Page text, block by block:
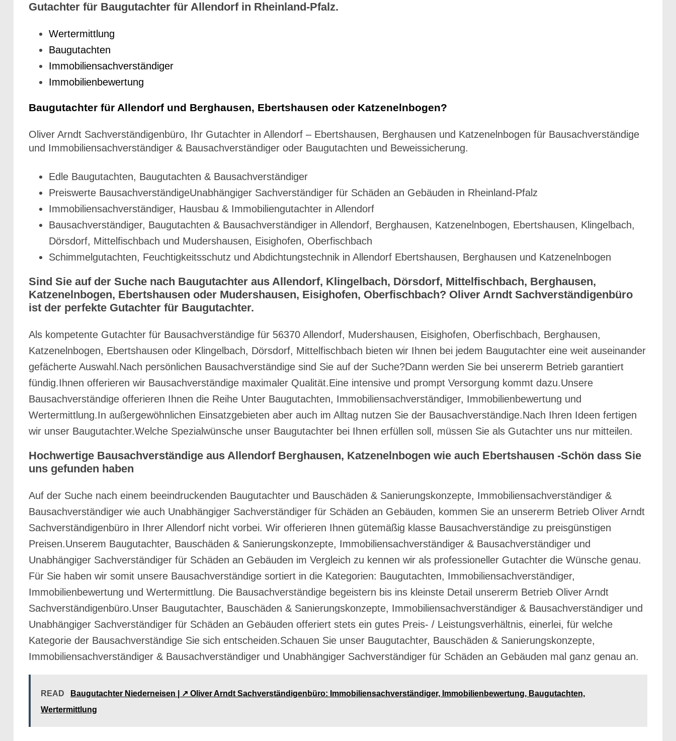
Gutachter für Baugutachter für Allendorf in Rheinland-Pfalz.
Wertermittlung
Baugutachten
Immobiliensachverständiger
Immobilienbewertung
Baugutachter für Allendorf und Berghausen, Ebertshausen oder Katzenelnbogen?
Oliver Arndt Sachverständigenbüro, Ihr Gutachter in Allendorf – Ebertshausen, Berghausen und Katzenelnbogen für Bausachverständige
und Immobiliensachverständiger & Bausachverständiger oder Baugutachten und Beweissicherung.
Edle Baugutachten, Baugutachten & Bausachverständiger
Preiswerte BausachverständigeUnabhängiger Sachverständiger für Schäden an Gebäuden in Rheinland-Pfalz
Immobiliensachverständiger, Hausbau & Immobiliengutachter in Allendorf
Bausachverständiger, Baugutachten & Bausachverständiger in Allendorf, Berghausen, Katzenelnbogen, Ebertshausen, Klingelbach,
Dörsdorf, Mittelfischbach und Mudershausen, Eisighofen, Oberfischbach
Schimmelgutachten, Feuchtigkeitsschutz und Abdichtungstechnik in Allendorf Ebertshausen, Berghausen und Katzenelnbogen
Sind Sie auf der Suche nach Baugutachter aus Allendorf, Klingelbach, Dörsdorf, Mittelfischbach, Berghausen,
Katzenelnbogen, Ebertshausen oder Mudershausen, Eisighofen, Oberfischbach? Oliver Arndt Sachverständigenbüro
ist der perfekte Gutachter für Baugutachter.
Als kompetente Gutachter für Bausachverständige für 56370 Allendorf, Mudershausen, Eisighofen, Oberfischbach, Berghausen,
Katzenelnbogen, Ebertshausen oder Klingelbach, Dörsdorf, Mittelfischbach bieten wir Ihnen bei jedem Baugutachter eine weit auseinander
gefächerte Auswahl.Nach persönlichen Bausachverständige sind Sie auf der Suche?Dann werden Sie bei unsererm Betrieb garantiert
fündig.Ihnen offerieren wir Bausachverständige maximaler Qualität.Eine intensive und prompt Versorgung kommt dazu.Unsere
Bausachverständige offerieren Ihnen die Reihe Unter Baugutachten, Immobiliensachverständiger, Immobilienbewertung und
Wertermittlung.In außergewöhnlichen Einsatzgebieten aber auch im Alltag nutzen Sie der Bausachverständige.Nach Ihren Ideen fertigen
wir unser Baugutachter.Welche Spezialwünsche unser Baugutachter bei Ihnen erfüllen soll, müssen Sie als Gutachter uns nur mitteilen.
Hochwertige Bausachverständige aus Allendorf Berghausen, Katzenelnbogen wie auch Ebertshausen -Schön dass Sie
uns gefunden haben
Auf der Suche nach einem beeindruckenden Baugutachter und Bauschäden & Sanierungskonzepte, Immobiliensachverständiger &
Bausachverständiger wie auch Unabhängiger Sachverständiger für Schäden an Gebäuden, kommen Sie an unsererm Betrieb Oliver Arndt
Sachverständigenbüro in Ihrer Allendorf nicht vorbei. Wir offerieren Ihnen gütemäßig klasse Bausachverständige zu preisgünstigen
Preisen.Unserem Baugutachter, Bauschäden & Sanierungskonzepte, Immobiliensachverständiger & Bausachverständiger und
Unabhängiger Sachverständiger für Schäden an Gebäuden im Vergleich zu kennen wir als professioneller Gutachter die Wünsche genau.
Für Sie haben wir somit unsere Bausachverständige sortiert in die Kategorien: Baugutachten, Immobiliensachverständiger,
Immobilienbewertung und Wertermittlung. Die Bausachverständige begeistern bis ins kleinste Detail unsererm Betrieb Oliver Arndt
Sachverständigenbüro.Unser Baugutachter, Bauschäden & Sanierungskonzepte, Immobiliensachverständiger & Bausachverständiger und
Unabhängiger Sachverständiger für Schäden an Gebäuden offeriert stets ein gutes Preis- / Leistungsverhältnis, einerlei, für welche
Kategorie der Bausachverständige Sie sich entscheiden.Schauen Sie unser Baugutachter, Bauschäden & Sanierungskonzepte,
Immobiliensachverständiger & Bausachverständiger und Unabhängiger Sachverständiger für Schäden an Gebäuden mal ganz genau an.
READ
Baugutachter Niederneisen | ↗️ Oliver Arndt Sachverständigenbüro: Immobiliensachverständiger, Immobilienbewertung, Baugutachten,
Wertermittlung